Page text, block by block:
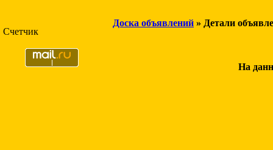
Счетчик
Доска объявлений » Детали
На